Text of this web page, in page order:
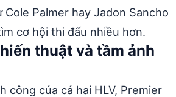
Cole Palmer hay Jadon Sancho
cơ hội thi đấu nhiều hơn.
thuật và tầm ảnh
công của cả hai HLV, Premier